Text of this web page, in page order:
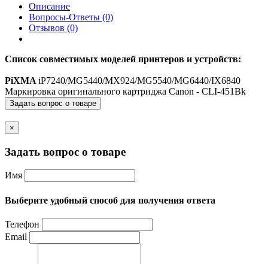
Описание
Вопросы-Ответы (0)
Отзывов (0)
Список совместимых моделей принтеров и устройств:
PiXMA iP7240/MG5440/MX924/MG5540/MG6440/IX6840
Маркировка оригинального картриджа Canon - CLI-451Bk
Задать вопрос о товаре
×
Задать вопрос о товаре
Имя
Выберите удобный способ для получения ответа
Телефон
Email